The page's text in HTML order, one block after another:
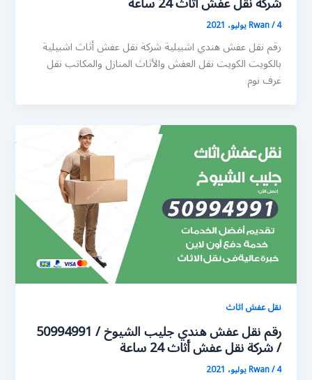
Rwan/4 يوليو، 2021
رقم نقل عفش هندي اشبيلية شركة نقل عفش أثاث اشبيلية
بالكويت الكويت نقل العفش والأثاث المنازل والمكاتب نقل
غرف نوم
نقل عفش اثاث
رقم نقل عفش هندي جليب الشيوخ / 50994991
/ شركة نقل عفش أثاث 24 ساعة
Rwan/4 يوليو، 2021